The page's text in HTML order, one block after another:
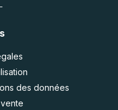
des données